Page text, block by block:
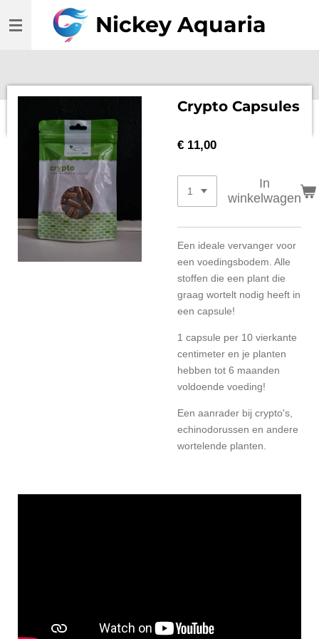
direct
Nickey Aquaria
Crypto Capsules
€ 11,00
In
winkelwagen
Een ideale vervanger voor
een voedingsbodem. Alle
stoffen die een plant die
graag wortelt nodig heeft in
een capsule!
1 capsule per 10 vierkante
centimeter en je planten
hebben tot 6 maanden
voldoende voeding!
Een aanrader bij crypto's,
echinodorussen en andere
wortelende planten.